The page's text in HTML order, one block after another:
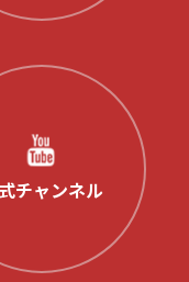
チャンネル